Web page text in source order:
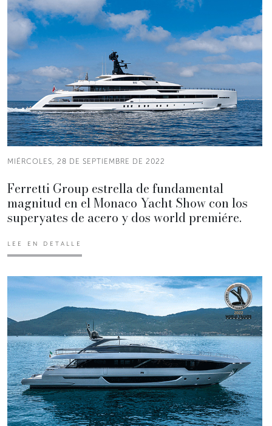
MIÉRCOLES, 28 DE SEPTIEMBRE DE 2022
Ferretti Group estrella de fundamental
magnitud en el Monaco Yacht Show con los
superyates de acero y dos world premiére.
LEE EN DETALLE